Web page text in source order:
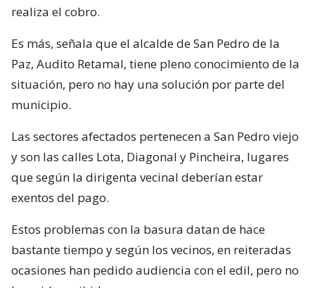
realiza el cobro.
Es más, señala que el alcalde de San Pedro de la
Paz, Audito Retamal, tiene pleno conocimiento de la
situación, pero no hay una solución por parte del
municipio.
Las sectores afectados pertenecen a San Pedro viejo
y son las calles Lota, Diagonal y Pincheira, lugares
que según la dirigenta vecinal deberían estar
exentos del pago.
Estos problemas con la basura datan de hace
bastante tiempo y según los vecinos, en reiteradas
ocasiones han pedido audiencia con el edil, pero no